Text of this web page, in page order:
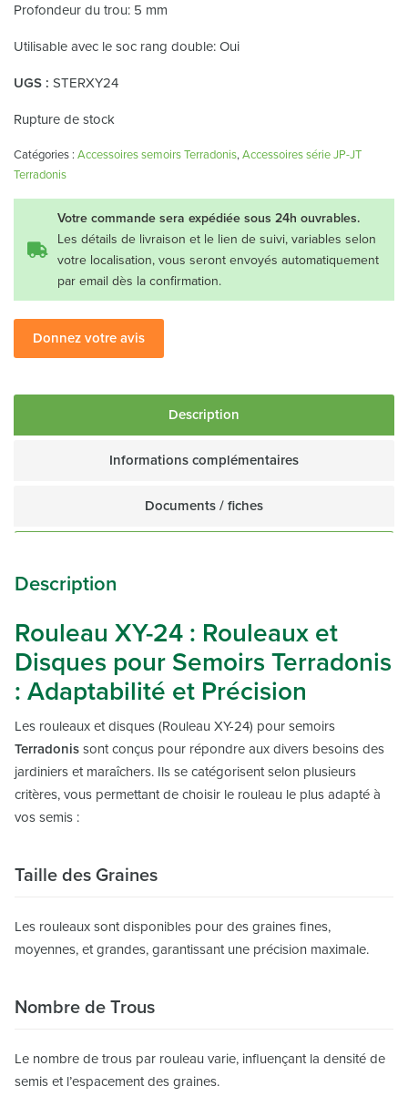
Profondeur du trou: 5 mm
Utilisable avec le soc rang double: Oui
UGS : STERXY24
Rupture de stock
Catégories : Accessoires semoirs Terradonis,Accessoires série JP-JT
Terradonis
Votre commande sera expédiée sous 24h ouvrables.
Les détails de livraison et le lien de suivi, variables selon
votre localisation, vous seront envoyés automatiquement
par email dès la confirmation.
Donnez votre avis
Description
Informations complémentaires
Documents / fiches
Description
Rouleau XY-24 : Rouleaux et
Disques pour Semoirs Terradonis
: Adaptabilité et Précision
Les rouleaux et disques (Rouleau XY-24) pour semoirs
Terradonis sont conçus pour répondre aux divers besoins des
jardiniers et maraîchers. Ils se catégorisent selon plusieurs
critères, vous permettant de choisir le rouleau le plus adapté à
vos semis :
Taille des Graines
Les rouleaux sont disponibles pour des graines fines,
moyennes, et grandes, garantissant une précision maximale.
Nombre de Trous
Le nombre de trous par rouleau varie, influençant la densité de
semis et l’espacement des graines.